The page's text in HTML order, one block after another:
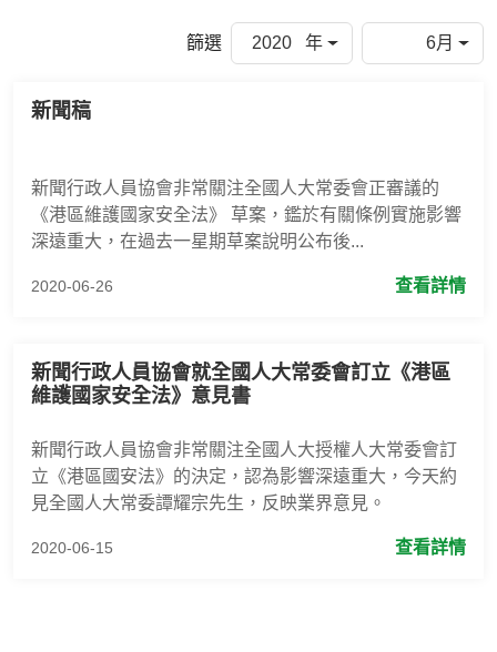
篩選 2020 年 6月
新聞稿
新聞行政人員協會非常關注全國人大常委會正審議的
《港區維護國家安全法》 草案，鑑於有關條例實施影響
深遠重大，在過去一星期草案說明公布後...
2020-06-26 查看詳情
新聞行政人員協會就全國人大常委會訂立《港區
維護國家安全法》意見書
新聞行政人員協會非常關注全國人大授權人大常委會訂
立《港區國安法》的決定，認為影響深遠重大，今天約
見全國人大常委譚耀宗先生，反映業界意見。
2020-06-15 查看詳情